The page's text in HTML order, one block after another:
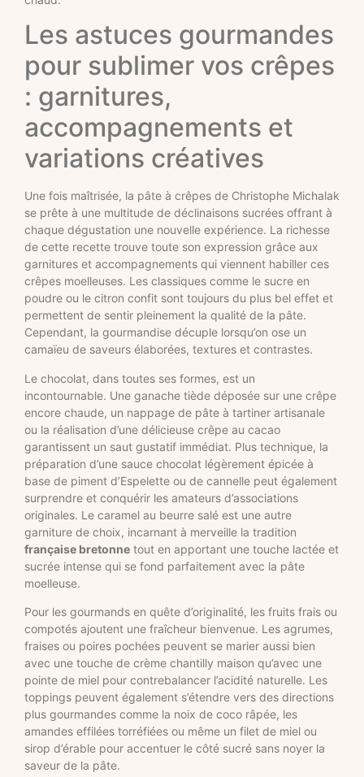
Les astuces gourmandes
pour sublimer vos crêpes
: garnitures,
accompagnements et
variations créatives
Une fois maîtrisée, la pâte à crêpes de Christophe Michalak
se prête à une multitude de déclinaisons sucrées offrant à
chaque dégustation une nouvelle expérience. La richesse
de cette recette trouve toute son expression grâce aux
garnitures et accompagnements qui viennent habiller ces
crêpes moelleuses. Les classiques comme le sucre en
poudre ou le citron confit sont toujours du plus bel effet et
permettent de sentir pleinement la qualité de la pâte.
Cependant, la gourmandise décuple lorsqu’on ose un
camaïeu de saveurs élaborées, textures et contrastes.
Le chocolat, dans toutes ses formes, est un
incontournable. Une ganache tiède déposée sur une crêpe
encore chaude, un nappage de pâte à tartiner artisanale
ou la réalisation d’une délicieuse crêpe au cacao
garantissent un saut gustatif immédiat. Plus technique, la
préparation d’une sauce chocolat légèrement épicée à
base de piment d’Espelette ou de cannelle peut également
surprendre et conquérir les amateurs d’associations
originales. Le caramel au beurre salé est une autre
garniture de choix, incarnant à merveille la tradition
française bretonne tout en apportant une touche lactée et
sucrée intense qui se fond parfaitement avec la pâte
moelleuse.
Pour les gourmands en quête d’originalité, les fruits frais ou
compotés ajoutent une fraîcheur bienvenue. Les agrumes,
fraises ou poires pochées peuvent se marier aussi bien
avec une touche de crème chantilly maison qu’avec une
pointe de miel pour contrebalancer l’acidité naturelle. Les
toppings peuvent également s’étendre vers des directions
plus gourmandes comme la noix de coco râpée, les
amandes effilées torréfiées ou même un filet de miel ou
sirop d’érable pour accentuer le côté sucré sans noyer la
saveur de la pâte.